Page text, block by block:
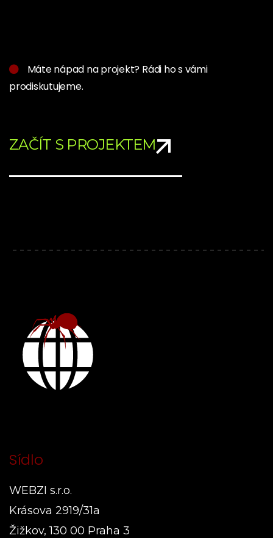
Máte nápad na projekt? Rádi ho s vámi
prodiskutujeme.
ZAČÍT S PROJEKTEM
Sídlo
WEBZI s.r.o.
Krásova 2919/31a
Žižkov, 130 00 Praha 3